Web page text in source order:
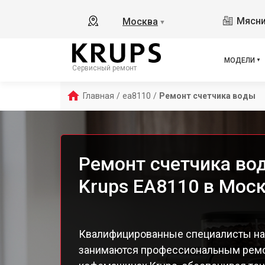
Москва ▼
Сервисный ремонт
МОДЕЛИ
EA
Главная / ea8110 / Ремонт счетчика воды
Ремонт счетчика
Krups EA8110 в
Квалифицированные специалисты
занимаются профессиональным